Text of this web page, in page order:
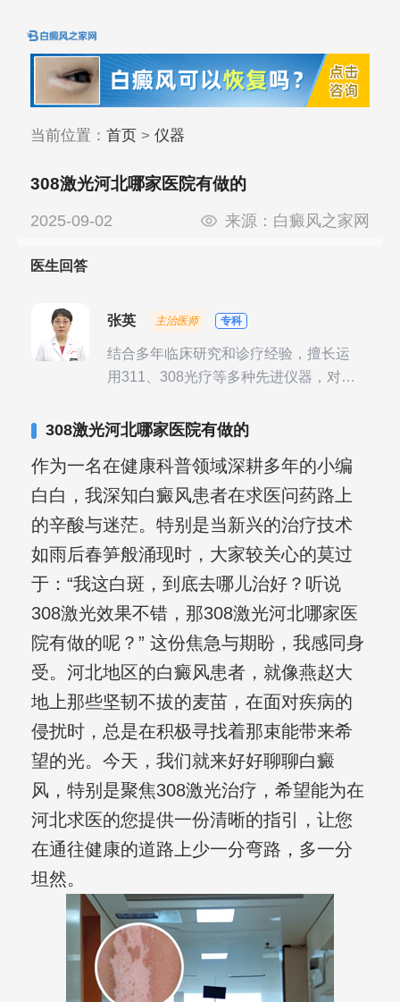
当前位置： 首页> 仪器
308激光河北哪家医院有做的
2025-09-02 来源： 白癜风之家网
医生回答
张英 主治医师 专科
结合多年临床研究和诊疗经验，擅长运
用311、308光疗等多种先进仪器，对不
其对女性银屑病、顽固性银屑病、全身
验。
308激光河北哪家医院有做的
作为一名在健康科普领域深耕多年的小编
白白，我深知白癜风患者在求医问药路上
的辛酸与迷茫。特别是当新兴的治疗技术
如雨后春笋般涌现时，大家较关心的莫过
于：“我这白斑，到底去哪儿治好？听说
308激光效果不错，那308激光河北哪家医
院有做的呢？” 这份焦急与期盼，我感同身
受。河北地区的白癜风患者，就像燕赵大
地上那些坚韧不拔的麦苗，在面对疾病的
侵扰时，总是在积极寻找着那束能带来希
望的光。今天，我们就来好好聊聊白癜
风，特别是聚焦308激光治疗，希望能为在
河北求医的您提供一份清晰的指引，让您
在通往健康的道路上少一分弯路，多一分
坦然。